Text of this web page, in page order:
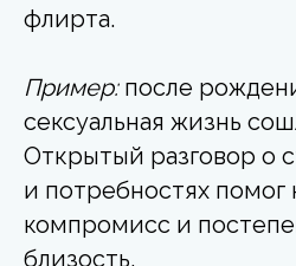
флирта.
Пример:после
сексуальная жизнь
Открытый разговор о
и потребностях помог
компромисс и
близость.